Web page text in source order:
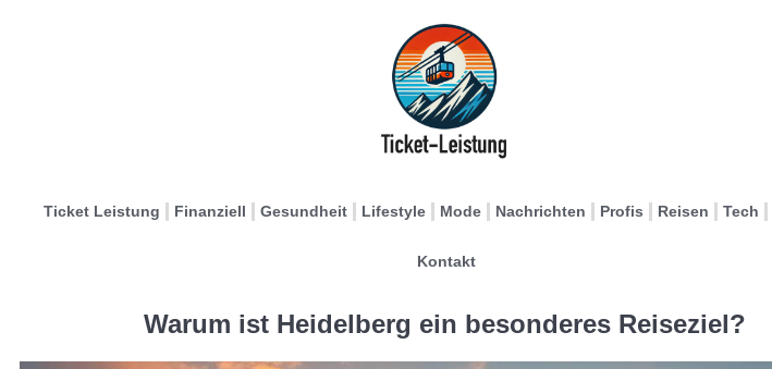
Ticket Leistung Finanziell Gesundheit Lifestyle Mode Nachrichten Profis Reisen Tech
Kontakt
Warum ist Heidelberg ein besonderes Reiseziel?